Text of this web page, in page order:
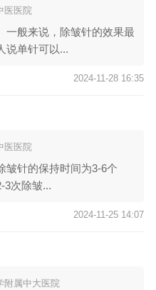
医医院
一般来说，除皱针的效果最
说单针可以...
2024-11-28 16:35
医医院
皱针的保持时间为3-6个
3次除皱...
2024-11-25 14:07
附属中大医院